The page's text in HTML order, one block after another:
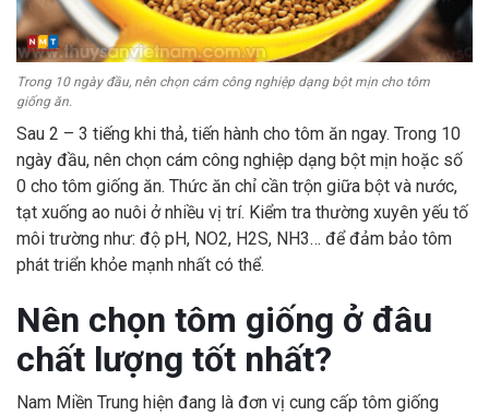
Trong 10 ngày đầu, nên chọn cám công nghiệp dạng bột mịn cho tôm
giống ăn.
Sau 2 – 3 tiếng khi thả, tiến hành cho tôm ăn ngay. Trong 10
ngày đầu, nên chọn cám công nghiệp dạng bột mịn hoặc số
0 cho tôm giống ăn. Thức ăn chỉ cần trộn giữa bột và nước,
tạt xuống ao nuôi ở nhiều vị trí. Kiểm tra thường xuyên yếu tố
môi trường như: độ pH, NO2, H2S, NH3… để đảm bảo tôm
phát triển khỏe mạnh nhất có thể.
Nên chọn tôm giống ở đâu
chất lượng tốt nhất?
Nam Miền Trung hiện đang là đơn vị cung cấp tôm giống